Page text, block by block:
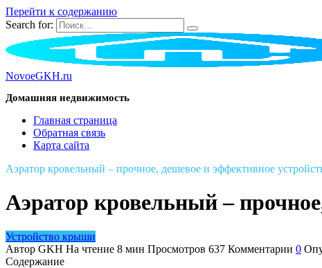
Перейти к содержанию
Search for:
NovoeGKH.ru
Домашняя недвижимость
Главная страница
Обратная связь
Карта сайта
Аэратор кровельный – прочное, дешевое и эффективное
Аэратор кровельный –
Устройство крыши
Автор GKH На чтение 8 мин Просмотров 637 Комментарии 0
Содержание